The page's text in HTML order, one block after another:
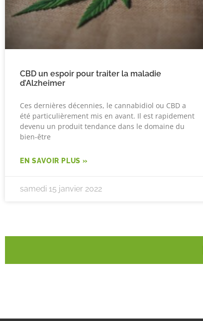
CBD un espoir pour traiter la maladie
d’Alzheimer
Ces dernières décennies, le cannabidiol ou CBD a
été particulièrement mis en avant. Il est rapidement
devenu un produit tendance dans le domaine du
bien-être
EN SAVOIR PLUS »
samedi 15 janvier 2022